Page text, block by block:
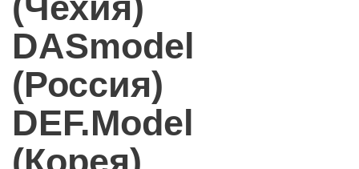
DASmodel
(Россия)
DEF.Model
(Корея)